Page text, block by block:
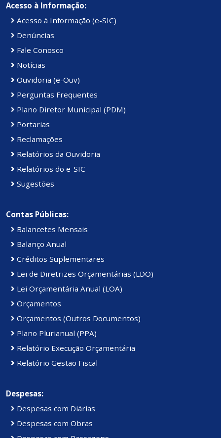
Acesso à Informação:
Acesso à Informação (e-SIC)
Denúncias
Fale Conosco
Notícias
Ouvidoria (e-Ouv)
Perguntas Frequentes
Plano Diretor Municipal (PDM)
Portarias
Reclamações
Relatórios da Ouvidoria
Relatórios do e-SIC
Sugestões
Contas Públicas:
Balancetes Mensais
Balanço Anual
Créditos Suplementares
Lei de Diretrizes Orçamentárias (LDO)
Lei Orçamentária Anual (LOA)
Orçamentos
Orçamentos (Outros Documentos)
Plano Plurianual (PPA)
Relatório Execução Orçamentária
Relatório Gestão Fiscal
Despesas:
Despesas com Diárias
Despesas com Obras